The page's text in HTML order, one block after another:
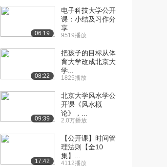
[10] 北京大学公开课：综
2.1万播放
07:37
[11] 北京大学公开课：探
17:10
[12] 北京大学公开课：模
05:47
[13] 北京大学公开课：五
步快速入门翻转课...
06:09
06:19
电子科技大学公开
课：小结及习作分
享
9519播放
08:22
把孩子的目标从体
育大学改成北京大
学...
1825播放
09:39
北京大学风水学公
开课《风水概
论》，...
2.0万播放
17:42
【公开课】时间管
理法则【全10
集】...
4112播放